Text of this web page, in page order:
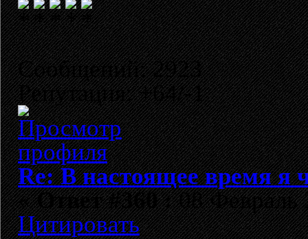
Сообщений: 2923
Репутация: +64/-1
Re: В настоящее время я
«Ответ #360 :08 Февраль
Цитировать